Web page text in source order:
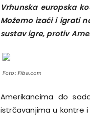
Vrhunska europska
Možemo izaći i igrati
sustav igre, protiv
Foto: Fiba.com
Amerikancima do
istrčavanjima u kontre